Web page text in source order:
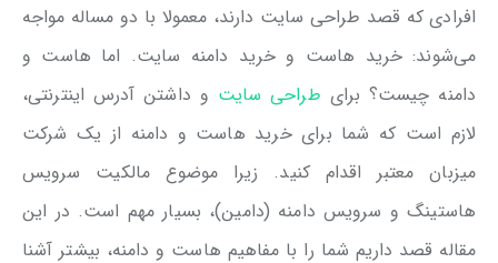
افرادی که قصد طراحی سایت دارند، معمولا با دو مساله مواجه
می‌شوند: خرید هاست و خرید دامنه سایت. اما هاست و
دامنه چیست؟ برای طراحی سایت و داشتن آدرس اینترنتی،
لازم است که شما برای خرید هاست و دامنه از یک شرکت
میزبان معتبر اقدام کنید. زیرا موضوع مالکیت سرویس
هاستینگ و سرویس دامنه (دامین)، بسیار مهم است. در این
مقاله قصد داریم شما را با مفاهیم هاست و دامنه، بیشتر آشنا